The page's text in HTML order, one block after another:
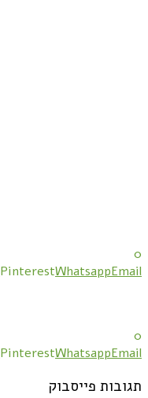
0
PinterestWhatsappEmail
0
PinterestWhatsappEmail
תגובות פייסבוק